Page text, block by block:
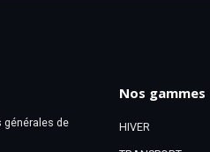
générales de
Nos gammes
HIVER